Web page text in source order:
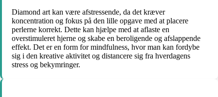
Diamond art kan være afstressende, da det kræver
koncentration og fokus på den lille opgave med at placere
perlerne korrekt. Dette kan hjælpe med at aflaste en
overstimuleret hjerne og skabe en beroligende og afslappende
effekt. Det er en form for mindfulness, hvor man kan fordybe
sig i den kreative aktivitet og distancere sig fra hverdagens
stress og bekymringer.